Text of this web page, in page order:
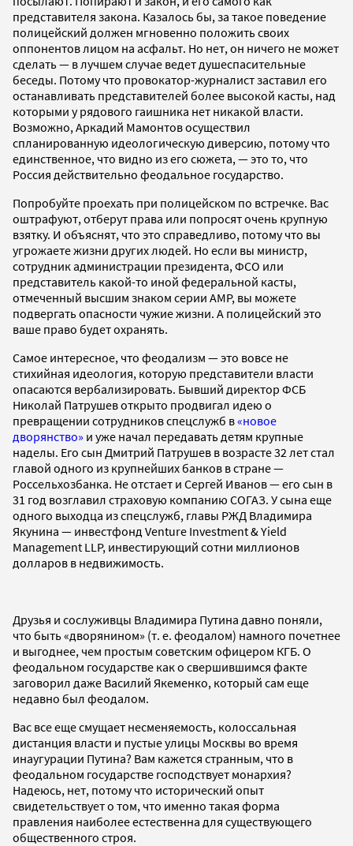
представителя закона. Казалось бы, за такое поведение
полицейский должен мгновенно положить своих
оппонентов лицом на асфальт. Но нет, он ничего не может
сделать — в лучшем случае ведет душеспасительные
беседы. Потому что провокатор-журналист заставил его
останавливать представителей более высокой касты, над
которыми у рядового гаишника нет никакой власти.
Возможно, Аркадий Мамонтов осуществил
спланированную идеологическую диверсию, потому что
единственное, что видно из его сюжета, — это то, что
Россия действительно феодальное государство.
Попробуйте проехать при полицейском по встречке. Вас
оштрафуют, отберут права или попросят очень крупную
взятку. И объяснят, что это справедливо, потому что вы
угрожаете жизни других людей. Но если вы министр,
сотрудник администрации президента, ФСО или
представитель какой-то иной федеральной касты,
отмеченный высшим знаком серии АМР, вы можете
подвергать опасности чужие жизни. А полицейский это
ваше право будет охранять.
Самое интересное, что феодализм — это вовсе не
стихийная идеология, которую представители власти
опасаются вербализировать. Бывший директор ФСБ
Николай Патрушев открыто продвигал идею о
превращении сотрудников спецслужб в«новое
дворянство» и уже начал передавать детям крупные
наделы. Его сын Дмитрий Патрушев в возрасте 32 лет стал
главой одного из крупнейших банков в стране —
Россельхозбанка. Не отстает и Сергей Иванов — его сын в
31 год возглавил страховую компанию СОГАЗ. У сына еще
одного выходца из спецслужб, главы РЖД Владимира
Якунина — инвестфонд Venture Investment & Yield
Management LLP, инвестирующий сотни миллионов
долларов в недвижимость.
Друзья и сослуживцы Владимира Путина давно поняли,
что быть «дворянином» (т. е. феодалом) намного почетнее
и выгоднее, чем простым советским офицером КГБ. О
феодальном государстве как о свершившимся факте
заговорил даже Василий Якеменко, который сам еще
недавно был феодалом.
Вас все еще смущает несменяемость, колоссальная
дистанция власти и пустые улицы Москвы во время
инаугурации Путина? Вам кажется странным, что в
феодальном государстве господствует монархия?
Надеюсь, нет, потому что исторический опыт
свидетельствует о том, что именно такая форма
правления наиболее естественна для существующего
общественного строя.